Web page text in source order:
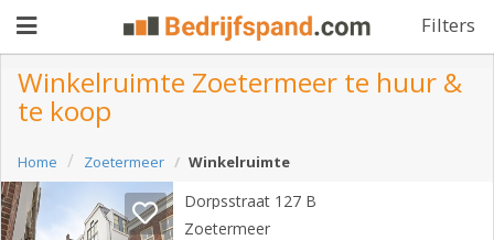
Filters
aanbieden
Pand
zoeken
Winkelruimte Zoetermeer te huur &
te koop
Home Zoetermeer Winkelruimte
Dorpsstraat 127 B
Zoetermeer